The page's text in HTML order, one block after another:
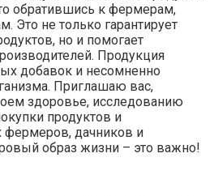
обратившись к фермерам,
Это не только гарантирует
но и помогает
Продукция
добавок и несомненно
Приглашаю вас,
здоровье, исследованию
продуктов и
дачников и
образ жизни – это важно!